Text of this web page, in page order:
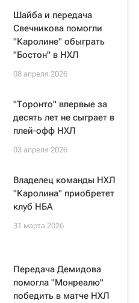
Шайба и передача
Свечникова помогли
"Каролине" обыграть
"Бостон" в НХЛ
08 апреля 2026
"Торонто" впервые за
десять лет не сыграет в
плей-офф НХЛ
03 апреля 2026
Владелец команды НХЛ
"Каролина" приобретет
клуб НБА
31 марта 2026
Передача Демидова
помогла "Монреалю"
победить в матче НХЛ